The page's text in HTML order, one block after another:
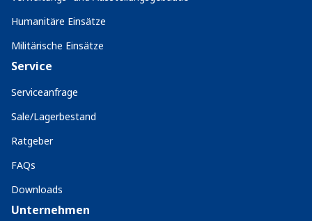
Humanitäre Einsätze
Militärische Einsätze
Service
Serviceanfrage
Sale/Lagerbestand
Ratgeber
FAQs
Downloads
Unternehmen